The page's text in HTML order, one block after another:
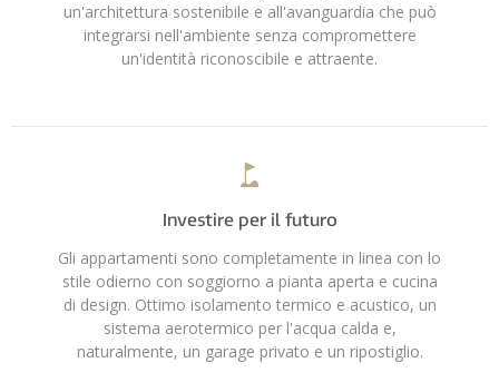
un'architettura sostenibile e all'avanguardia che può
integrarsi nell'ambiente senza compromettere
un'identità riconoscibile e attraente.
Investire per il futuro
Gli appartamenti sono completamente in linea con lo
stile odierno con soggiorno a pianta aperta e cucina
di design. Ottimo isolamento termico e acustico, un
sistema aerotermico per l'acqua calda e,
naturalmente, un garage privato e un ripostiglio.